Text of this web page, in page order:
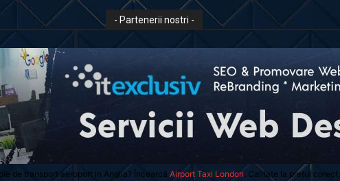
- Partenerii nostri -
de transport aeroport in Anglia? Încearcă Airport Taxi London. Calitate la prețul corect.